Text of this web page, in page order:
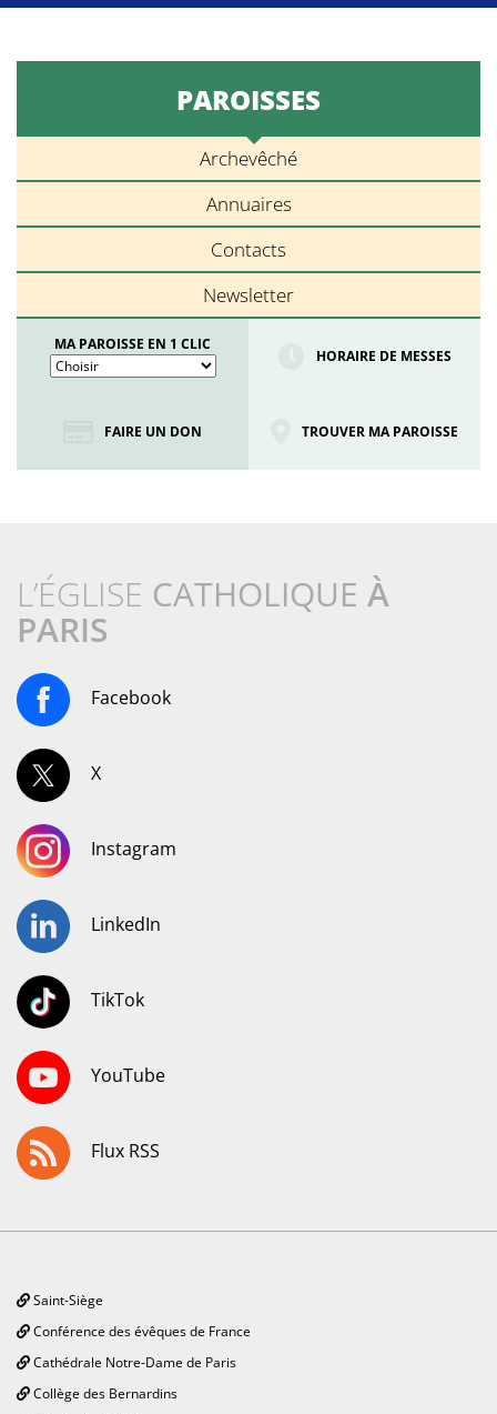
PAROISSES
Archevêché
Annuaires
Contacts
Newsletter
MA PAROISSE EN 1 CLIC
HORAIRE DE MESSES
FAIRE UN DON TROUVER MA PAROISSE
L’ÉGLISE CATHOLIQUE À
PARIS
Facebook
X
Instagram
LinkedIn
TikTok
YouTube
Flux RSS
Saint-Siège
Conférence des évêques de France
Cathédrale Notre-Dame de Paris
Collège des Bernardins